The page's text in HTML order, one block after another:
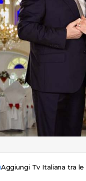
Aggiungi Tv Italiana tra